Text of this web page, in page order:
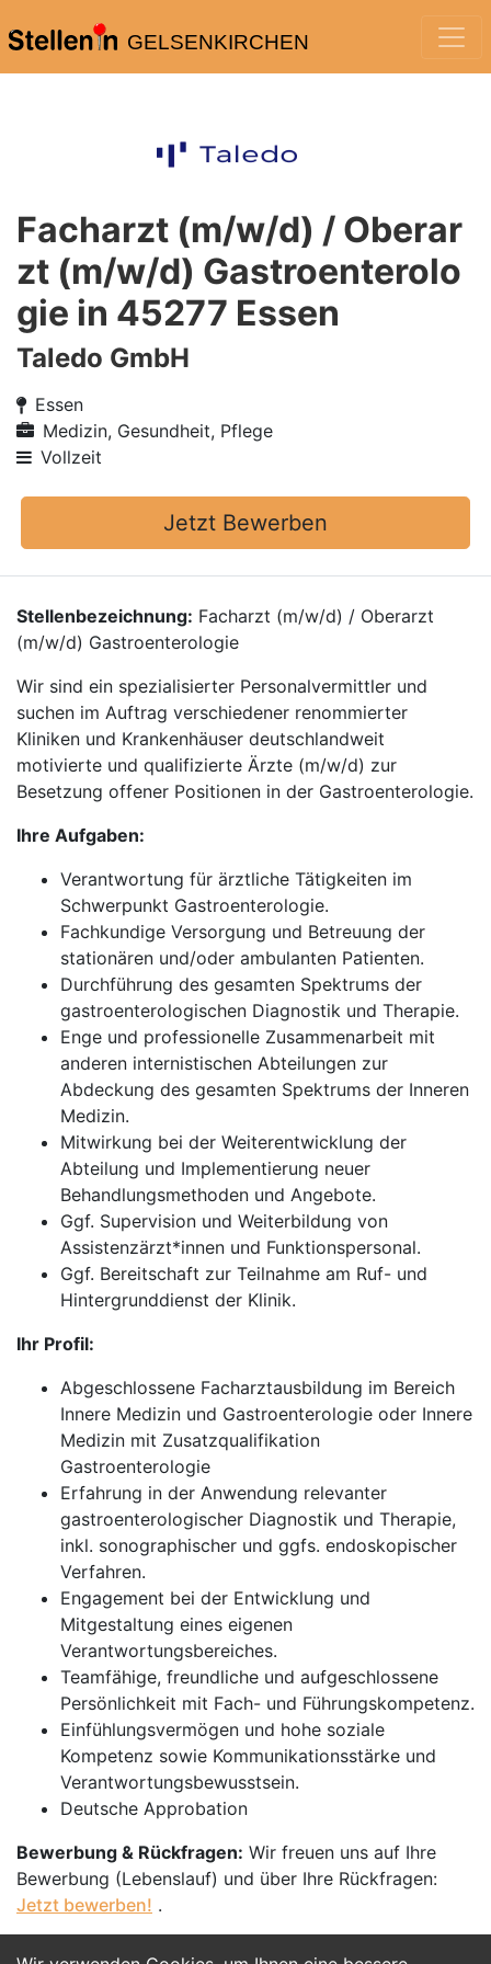
GELSENKIRCHEN
Facharzt (m/w/d) / Oberar
zt (m/w/d) Gastroenterolo
gie in 45277 Essen
Taledo GmbH
Essen
Medizin, Gesundheit, Pflege
Vollzeit
Jetzt Bewerben
Stellenbezeichnung: Facharzt (m/w/d) / Oberarzt
(m/w/d) Gastroenterologie
Wir sind ein spezialisierter Personalvermittler und
suchen im Auftrag verschiedener renommierter
Kliniken und Krankenhäuser deutschlandweit
motivierte und qualifizierte Ärzte (m/w/d) zur
Besetzung offener Positionen in der Gastroenterologie.
Ihre Aufgaben:
Verantwortung für ärztliche Tätigkeiten im
Schwerpunkt Gastroenterologie.
Fachkundige Versorgung und Betreuung der
stationären und/oder ambulanten Patienten.
Durchführung des gesamten Spektrums der
gastroenterologischen Diagnostik und Therapie.
Enge und professionelle Zusammenarbeit mit
anderen internistischen Abteilungen zur
Abdeckung des gesamten Spektrums der Inneren
Medizin.
Mitwirkung bei der Weiterentwicklung der
Abteilung und Implementierung neuer
Behandlungsmethoden und Angebote.
Ggf. Supervision und Weiterbildung von
Assistenzärzt*innen und Funktionspersonal.
Ggf. Bereitschaft zur Teilnahme am Ruf- und
Hintergrunddienst der Klinik.
Ihr Profil:
Abgeschlossene Facharztausbildung im Bereich
Innere Medizin und Gastroenterologie oder Innere
Medizin mit Zusatzqualifikation
Gastroenterologie
Erfahrung in der Anwendung relevanter
gastroenterologischer Diagnostik und Therapie,
inkl. sonographischer und ggfs. endoskopischer
Verfahren.
Engagement bei der Entwicklung und
Mitgestaltung eines eigenen
Verantwortungsbereiches.
Teamfähige, freundliche und aufgeschlossene
Persönlichkeit mit Fach- und Führungskompetenz.
Einfühlungsvermögen und hohe soziale
Kompetenz sowie Kommunikationsstärke und
Verantwortungsbewusstsein.
Deutsche Approbation
Bewerbung & Rückfragen: Wir freuen uns auf Ihre
Bewerbung (Lebenslauf) und über Ihre Rückfragen:
Jetzt bewerben! .